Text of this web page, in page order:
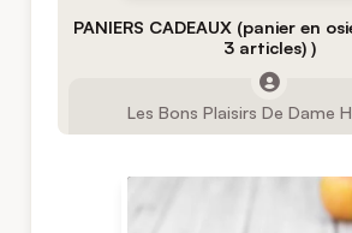
PANIERS CADEAUX (panier en
3 articles) )
Les Bons Plaisirs De Dame